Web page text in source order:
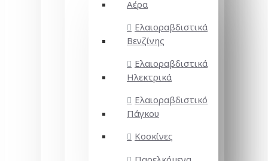
Αέρα
Ελαιοραβδιστικά
Βενζίνης
Ελαιοραβδιστικά
Ηλεκτρικά
Ελαιοραβδιστικό
Πάγκου
Κοσκίνες